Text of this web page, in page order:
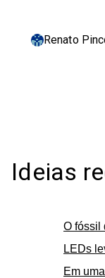
Renato
Ideias
O fóssil
LEDs
Em